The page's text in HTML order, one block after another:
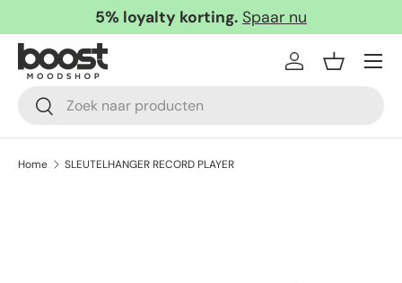
Ga naar inhoud
5% loyalty korting. Spaar nu
Zoeken
Zoeken
InloggenMandje
Menu
Home SLEUTELHANGER RECORD PLAYER